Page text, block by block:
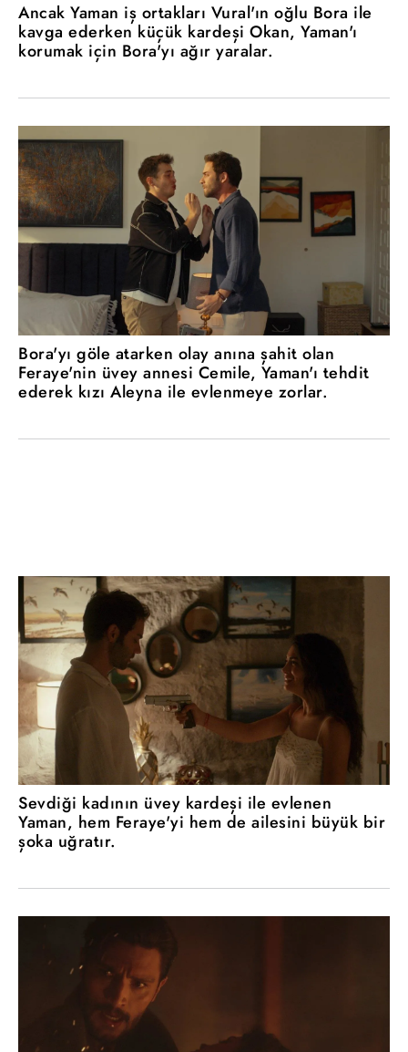
Ancak Yaman iş ortakları Vural'ın oğlu Bora ile
kavga ederken küçük kardeşi Okan, Yaman'ı
korumak için Bora'yı ağır yaralar.
Bora'yı göle atarken olay anına şahit olan
Feraye'nin üvey annesi Cemile, Yaman'ı tehdit
ederek kızı Aleyna ile evlenmeye zorlar.
Sevdiği kadının üvey kardeşi ile evlenen
Yaman, hem Feraye'yi hem de ailesini büyük bir
şoka uğratır.